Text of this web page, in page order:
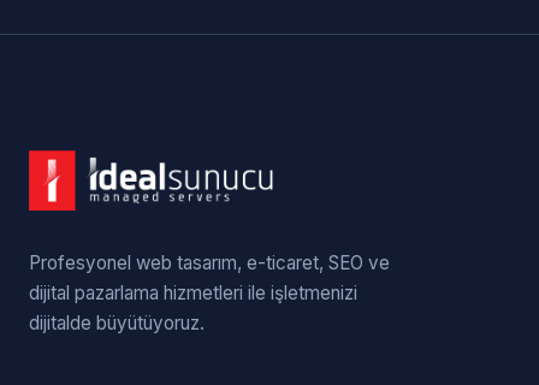
Profesyonel web tasarım, e-ticaret, SEO ve
dijital pazarlama hizmetleri ile işletmenizi
dijitalde büyütüyoruz.